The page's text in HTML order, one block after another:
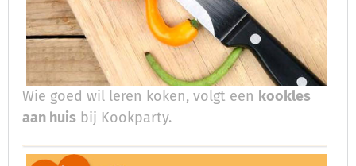
Wie goed wil leren koken, volgt een kookles
aan huis bij Kookparty.​​​​